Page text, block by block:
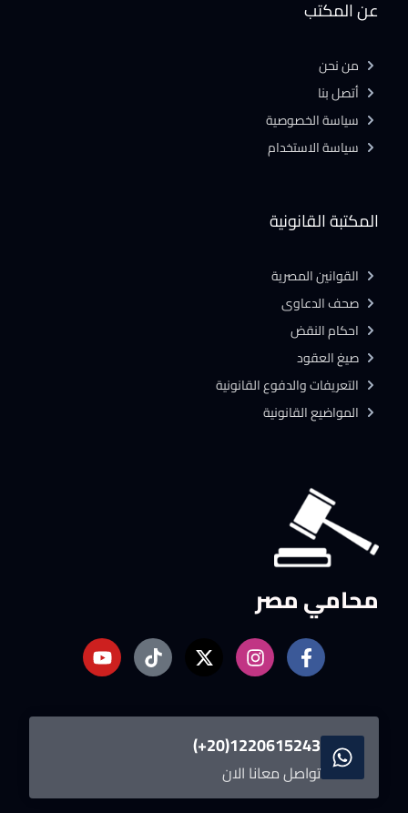
محامي مصر
1220615243(20+)
تواصل معانا الان
المكتبة القانونية
القوانين المصرية
صحف الدعاوى
احكام النقض
صيغ العقود
التعريفات والدفوع القانونية
المواضيع القانونية
عن المكتب
من نحن
أتصل بنا
سياسة الخصوصية
سياسة الاستخدام